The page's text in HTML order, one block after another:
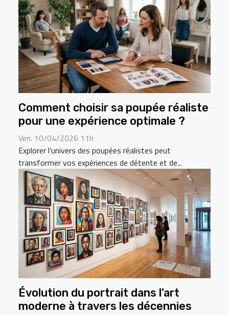
Comment choisir sa poupée réaliste
pour une expérience optimale ?
Ven. 10/04/2026 11h
Explorer l’univers des poupées réalistes peut
transformer vos expériences de détente et de...
Évolution du portrait dans l'art
moderne à travers les décennies